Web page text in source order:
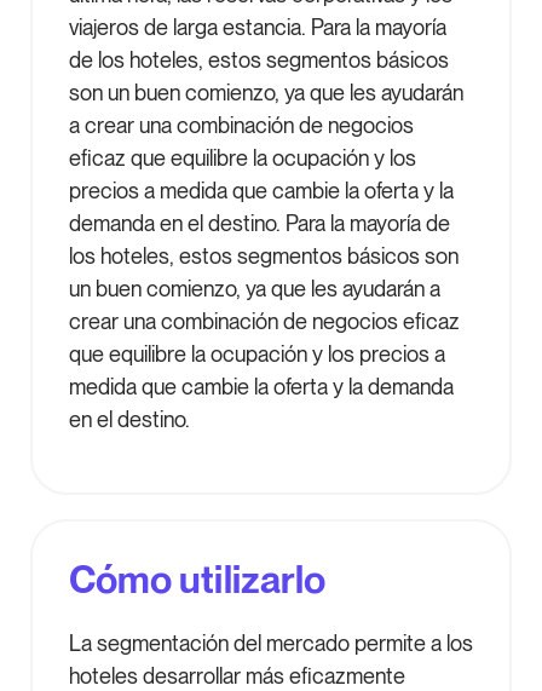
viajeros de larga estancia. Para la mayoría
de los hoteles, estos segmentos básicos
son un buen comienzo, ya que les ayudarán
a crear una combinación de negocios
eficaz que equilibre la ocupación y los
precios a medida que cambie la oferta y la
demanda en el destino. Para la mayoría de
los hoteles, estos segmentos básicos son
un buen comienzo, ya que les ayudarán a
crear una combinación de negocios eficaz
que equilibre la ocupación y los precios a
medida que cambie la oferta y la demanda
en el destino.
Cómo utilizarlo
La segmentación del mercado permite a los
hoteles desarrollar más eficazmente